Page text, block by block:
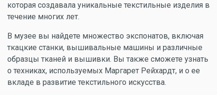
которая создавала уникальные текстильные изделия в
течение многих лет.
В музее вы найдете множество экспонатов, включая
ткацкие станки, вышивальные машины и различные
образцы тканей и вышивки. Вы также сможете узнать
о техниках, используемых Маргарет Рейхардт, и о ее
вкладе в развитие текстильного искусства.